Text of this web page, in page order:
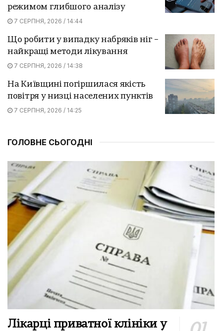
режимом глибшого аналізу
7 СЕРПНЯ, 2026 / 14:44
Що робити у випадку набряків ніг –
найкращі методи лікування
7 СЕРПНЯ, 2026 / 14:38
На Київщині погіршилася якість
повітря у низці населених пунктів
7 СЕРПНЯ, 2026 / 14:25
ГОЛОВНЕ СЬОГОДНІ
Лікарці приватної клініки у